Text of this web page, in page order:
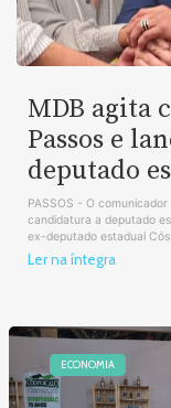
MDB agita
Passos e
deputado
PASSOS - O
candidatura a deputado
ex-deputado estadual
Ler na íntegra
ECONOMIA